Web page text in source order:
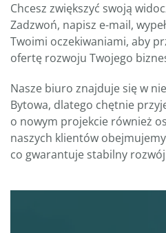
Chcesz zwiększyć swoją
Zadzwoń, napisz e-mail,
Twoimi oczekiwaniami, aby
ofertę rozwoju Twojego
Nasze biuro znajduje się w
Bytowa, dlatego chętnie
o nowym projekcie również
naszych klientów
co gwarantuje stabilny